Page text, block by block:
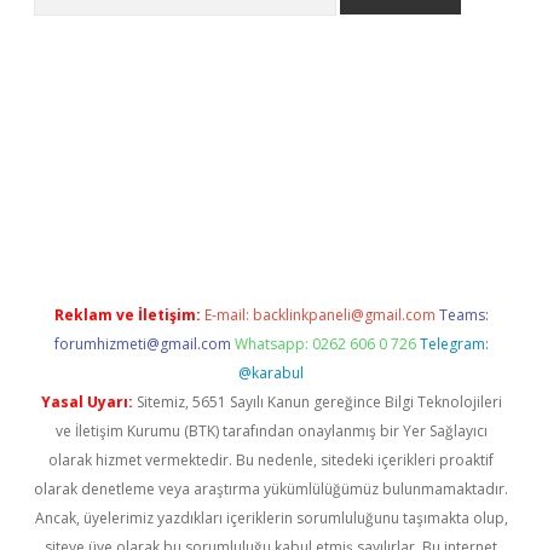
Reklam ve İletişim: E-mail: backlinkpaneli@gmail.com Teams:
forumhizmeti@gmail.com Whatsapp: 0262 606 0 726 Telegram:
@karabul
Yasal Uyarı: Sitemiz, 5651 Sayılı Kanun gereğince Bilgi Teknolojileri
ve İletişim Kurumu (BTK) tarafından onaylanmış bir Yer Sağlayıcı
olarak hizmet vermektedir. Bu nedenle, sitedeki içerikleri proaktif
olarak denetleme veya araştırma yükümlülüğümüz bulunmamaktadır.
Ancak, üyelerimiz yazdıkları içeriklerin sorumluluğunu taşımakta olup,